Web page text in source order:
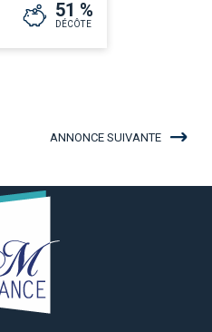
51 %
DÉCÔTE
ANNONCE SUIVANTE